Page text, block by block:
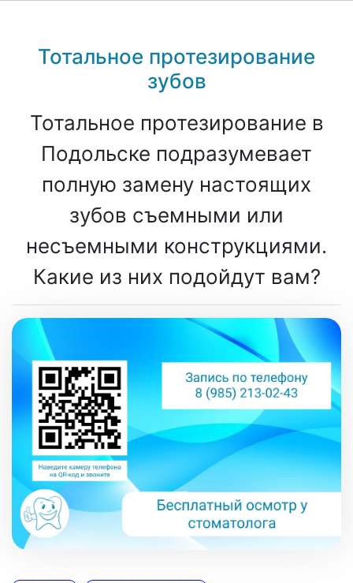
Тотальное протезирование
зубов
Тотальное протезирование в
Подольске подразумевает
полную замену настоящих
зубов съемными или
несъемными конструкциями.
Какие из них подойдут вам?